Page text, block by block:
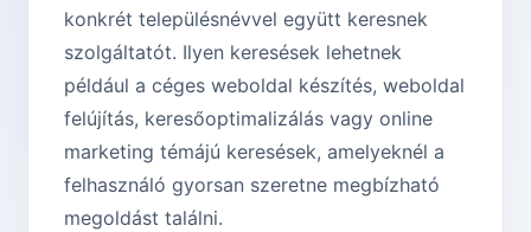
konkrét településnévvel együtt keresnek
szolgáltatót. Ilyen keresések lehetnek
például a céges weboldal készítés, weboldal
felújítás, keresőoptimalizálás vagy online
marketing témájú keresések, amelyeknél a
felhasználó gyorsan szeretne megbízható
megoldást találni.